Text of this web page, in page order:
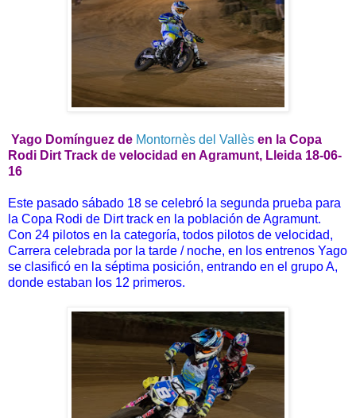
Yago Domínguez de Montornès del Vallès en la Copa
Rodi Dirt Track de velocidad en Agramunt, Lleida 18-06-
16
Este pasado sábado 18 se celebró la segunda prueba para
la Copa Rodi de Dirt track en la población de Agramunt.
Con 24 pilotos en la categoría, todos pilotos de velocidad,
Carrera celebrada por la tarde / noche, en los entrenos Yago
se clasificó en la séptima posición, entrando en el grupo A,
donde estaban los 12 primeros.